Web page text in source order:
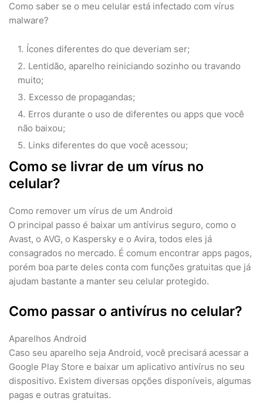
Como saber se o meu celular está infectado com vírus
malware?
Ícones diferentes do que deveriam ser;
Lentidão, aparelho reiniciando sozinho ou travando
muito;
Excesso de propagandas;
Erros durante o uso de diferentes ou apps que você
não baixou;
Links diferentes do que você acessou;
Como se livrar de um vírus no
celular?
Como remover um vírus de um Android
O principal passo é baixar um antívirus seguro, como o
Avast, o AVG, o Kaspersky e o Avira, todos eles já
consagrados no mercado. É comum encontrar apps pagos,
porém boa parte deles conta com funções gratuitas que já
ajudam bastante a manter seu celular protegido.
Como passar o antivírus no celular?
Aparelhos Android
Caso seu aparelho seja Android, você precisará acessar a
Google Play Store e baixar um aplicativo antivírus no seu
dispositivo. Existem diversas opções disponíveis, algumas
pagas e outras gratuitas.